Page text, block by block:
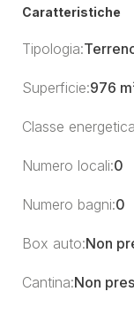
Caratteristiche
Tipologia:
Superficie:976
Classe
Numero locali:0
Numero bagni:0
Box auto:Non
Cantina:Non